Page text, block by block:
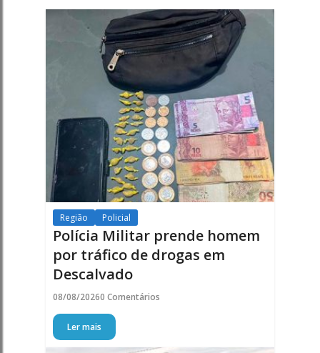
Região Policial
Polícia Militar prende homem
por tráfico de drogas em
Descalvado
08/08/20260 Comentários
Ler mais